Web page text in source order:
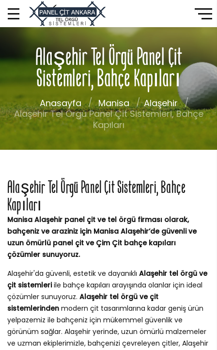
Alaşehir Tel Örgü Panel Çit
Sistemleri, Bahçe Kapıları
Anasayfa Manisa
Alaşehir
Alaşehir Tel Örgü Panel Çit Sistemleri, Bahçe
Kapıları
Alaşehir Tel Örgü Panel Çit Sistemleri, Bahçe
Kapıları
Manisa Alaşehir panel çit ve tel örgü firması olarak,
bahçeniz ve araziniz için Manisa Alaşehir’de güvenli ve
uzun ömürlü panel çit ve Çim Çit bahçe kapıları
çözümler sunuyoruz.
Alaşehir'da güvenli, estetik ve dayanıklı Alaşehir tel örgü ve
çit sistemleriile bahçe kapıları arayışında olanlar için ideal
çözümler sunuyoruz. Alaşehir tel örgü ve çit
sistemlerinden modern çit tasarımlarına kadar geniş ürün
yelpazemiz ile bahçeniz için mükemmel güvenlik ve
görünüm sağlar. Alaşehir yerinde, uzun ömürlü malzemeler
ve uzman ekiplerimizle, bahçenizi çevreleyen çitler, Alaşehir